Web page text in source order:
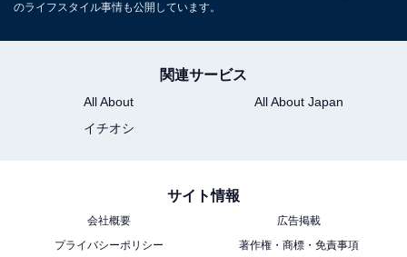
のライフスタイル事情も公開しています。
関連サービス
All About
All About Japan
イチオシ
サイト情報
会社概要
広告掲載
プライバシーポリシー
著作権・商標・免責事項